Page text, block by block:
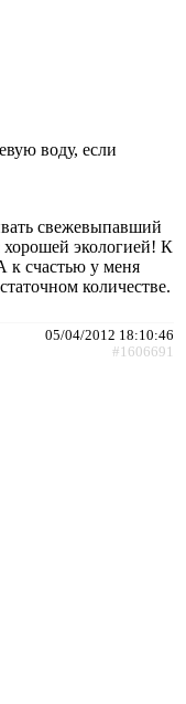
воду, если
свежевыпавший
хорошей экологией! К
к счастью у меня
количестве.
05/04/2012 18:10:46
#1606691